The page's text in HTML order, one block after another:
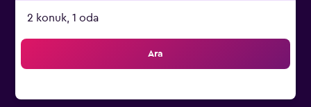
2 konuk, 1 oda
Ara